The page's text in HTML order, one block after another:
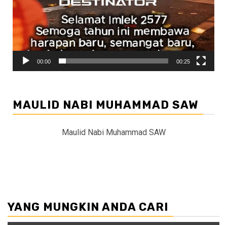
00:00 00:25
MAULID NABI MUHAMMAD SAW
Maulid Nabi Muhammad SAW
YANG MUNGKIN ANDA CARI